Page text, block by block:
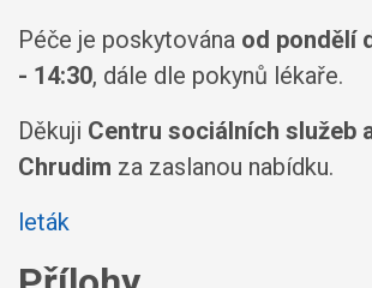
Péče je poskytována od pondělí
- 14:30, dále dle pokynů lékaře.
Děkuji Centru sociálních služeb
Chrudim za zaslanou nabídku.
leták